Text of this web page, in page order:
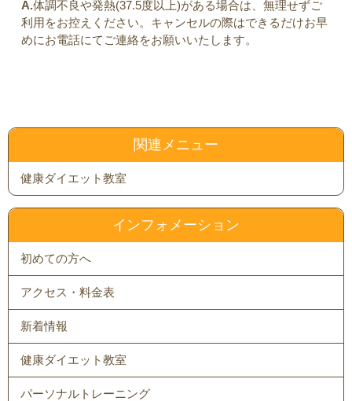
A.体調不良や発熱(37.5度以上)がある場合は、無理せずご
利用をお控えください。キャンセルの際はできるだけお早
めにお電話にてご連絡をお願いいたします。
関連メニュー
健康ダイエット教室
インフォメーション
初めての方へ
アクセス・料金表
新着情報
健康ダイエット教室
パーソナルトレーニング